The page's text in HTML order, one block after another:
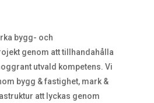
bygg- och
genom att tillhandahålla
utvald kompetens. Vi
bygg & fastighet, mark &
att lyckas genom